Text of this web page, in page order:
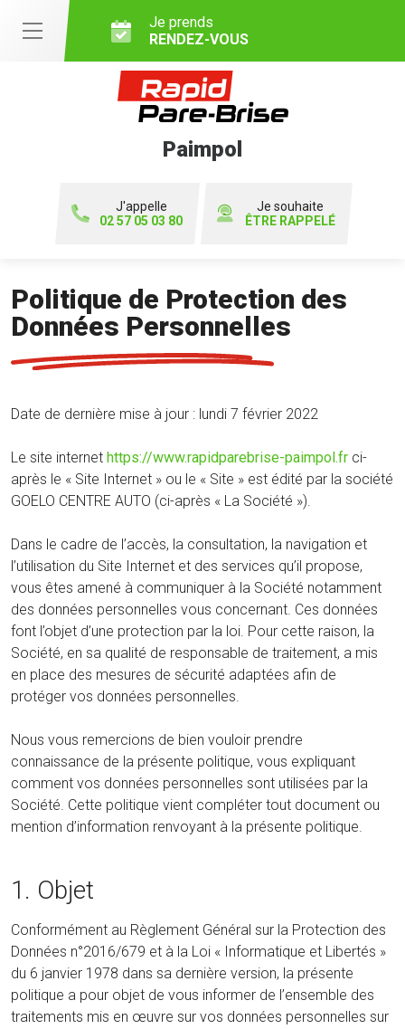
Je prends
RENDEZ-VOUS
Paimpol
J'appelle
02 57 05 03 80
Je souhaite
ÊTRE RAPPELÉ
Politique de Protection des
Données Personnelles
Date de dernière mise à jour : lundi 7 février 2022
Le site internet https://www.rapidparebrise-paimpol.fr ci-
après le « Site Internet » ou le « Site » est édité par la société
GOELO CENTRE AUTO (ci-après « La Société »).
Dans le cadre de l’accès, la consultation, la navigation et
l’utilisation du Site Internet et des services qu’il propose,
vous êtes amené à communiquer à la Société notamment
des données personnelles vous concernant. Ces données
font l’objet d’une protection par la loi. Pour cette raison, la
Société, en sa qualité de responsable de traitement, a mis
en place des mesures de sécurité adaptées afin de
protéger vos données personnelles.
Nous vous remercions de bien vouloir prendre
connaissance de la présente politique, vous expliquant
comment vos données personnelles sont utilisées par la
Société. Cette politique vient compléter tout document ou
mention d’information renvoyant à la présente politique.
1. Objet
Conformément au Règlement Général sur la Protection des
Données n°2016/679 et à la Loi « Informatique et Libertés »
du 6 janvier 1978 dans sa dernière version, la présente
politique a pour objet de vous informer de l’ensemble des
traitements mis en œuvre sur vos données personnelles sur